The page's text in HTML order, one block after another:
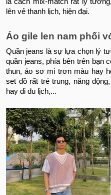
lên vẻ thanh lịch, hiện đại.
Áo gile len nam phối
Quần jeans là sự lựa chọn lý
quần jeans, phía bên trên bạn
thun, áo sơ mi trơn màu hay
set đồ rất trẻ trung, năng
hay đi du lịch,...